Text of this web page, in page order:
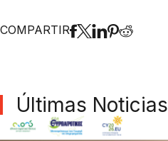
COMPARTIR
Últimas Noticias